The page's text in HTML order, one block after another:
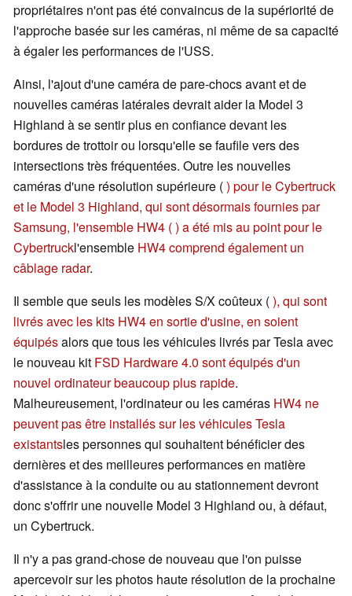
propriétaires n'ont pas été convaincus de la supériorité de
l'approche basée sur les caméras, ni même de sa capacité
à égaler les performances de l'USS.
Ainsi, l'ajout d'une caméra de pare-chocs avant et de
nouvelles caméras latérales devrait aider la Model 3
Highland à se sentir plus en confiance devant les
bordures de trottoir ou lorsqu'elle se faufile vers des
intersections très fréquentées. Outre les nouvelles
caméras d'une résolution supérieure () pour le Cybertruck
et le Model 3 Highland, qui sont désormais fournies par
Samsung, l'ensemble HW4 ( ) a été mis au point pour le
Cybertruckl'ensemble HW4 comprend également un
câblage radar.
Il semble que seuls les modèles S/X coûteux (), qui sont
livrés avec les kits HW4 en sortie d'usine, en soient
équipésalors que tous les véhicules livrés par Tesla avec
le nouveau kit FSD Hardware 4.0 sont équipés d'un
nouvel ordinateur beaucoup plus rapide.
Malheureusement, l'ordinateur ou les caméras HW4 ne
peuvent pas être installés sur les véhicules Tesla
existantsles personnes qui souhaitent bénéficier des
dernières et des meilleures performances en matière
d'assistance à la conduite ou au stationnement devront
donc s'offrir une nouvelle Model 3 Highland ou, à défaut,
un Cybertruck.
Il n'y a pas grand-chose de nouveau que l'on puisse
apercevoir sur les photos haute résolution de la prochaine